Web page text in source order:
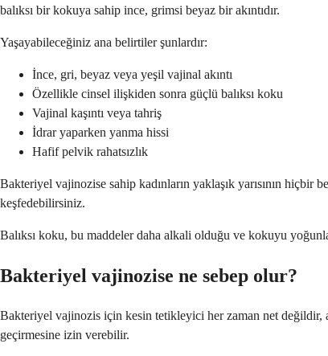
balıksı bir kokuya sahip ince, grimsi beyaz bir akıntıdır.
Yaşayabileceğiniz ana belirtiler şunlardır:
İnce, gri, beyaz veya yeşil vajinal akıntı
Özellikle cinsel ilişkiden sonra güçlü balıksı koku
Vajinal kaşıntı veya tahriş
İdrar yaparken yanma hissi
Hafif pelvik rahatsızlık
Bakteriyel vajinozise sahip kadınların yaklaşık yarısının hiçbir
keşfedebilirsiniz.
Balıksı koku, bu maddeler daha alkali olduğu ve kokuyu
Bakteriyel vajinozise ne sebep olur?
Bakteriyel vajinozis için kesin tetikleyici her zaman net değildir,
geçirmesine izin verebilir.